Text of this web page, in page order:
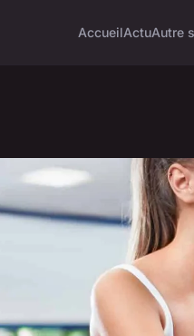
AccueilActuAutre